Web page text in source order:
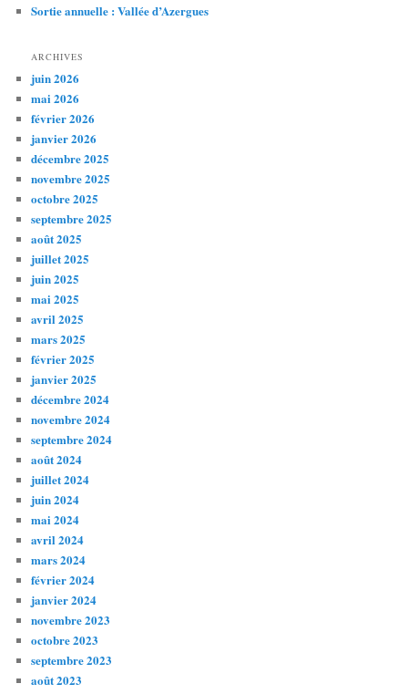
Sortie annuelle : Vallée d’Azergues
ARCHIVES
juin 2026
mai 2026
février 2026
janvier 2026
décembre 2025
novembre 2025
octobre 2025
septembre 2025
août 2025
juillet 2025
juin 2025
mai 2025
avril 2025
mars 2025
février 2025
janvier 2025
décembre 2024
novembre 2024
septembre 2024
août 2024
juillet 2024
juin 2024
mai 2024
avril 2024
mars 2024
février 2024
janvier 2024
novembre 2023
octobre 2023
septembre 2023
août 2023